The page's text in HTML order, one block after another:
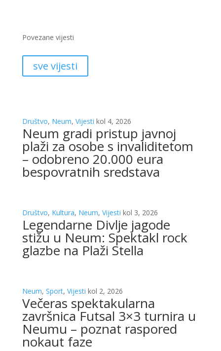
Povezane vijesti
sve vijesti
Društvo, Neum, Vijesti kol 4, 2026
Neum gradi pristup javnoj
plaži za osobe s invaliditetom
– odobreno 20.000 eura
bespovratnih sredstava
Društvo, Kultura, Neum, Vijesti kol 3, 2026
Legendarne Divlje jagode
stižu u Neum: Spektakl rock
glazbe na Plaži Stella
Neum, Sport, Vijesti kol 2, 2026
Večeras spektakularna
završnica Futsal 3×3 turnira u
Neumu – poznat raspored
nokaut faze